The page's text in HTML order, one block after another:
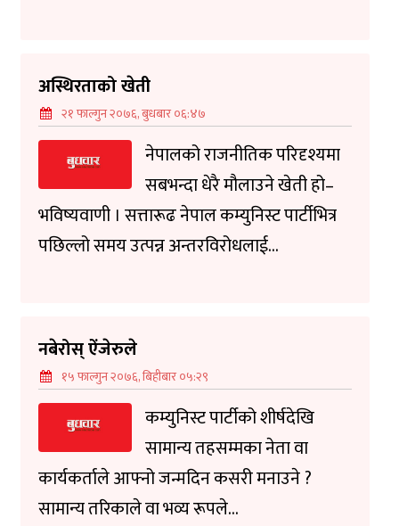
अस्थिरताको खेती
२१ फाल्गुन २०७६, बुधबार ०६:४७
नेपालको राजनीतिक परिदृश्यमा
सबभन्दा धेरै मौलाउने खेती हो–
भविष्यवाणी । सत्तारूढ नेपाल कम्युनिस्ट पार्टीभित्र
पछिल्लो समय उत्पन्न अन्तरविरोधलाई...
नबेरोस् ऐंजेरुले
१५ फाल्गुन २०७६, बिहीबार ०५:२९
कम्युनिस्ट पार्टीको शीर्षदेखि
सामान्य तहसम्मका नेता वा
कार्यकर्ताले आफ्नो जन्मदिन कसरी मनाउने ?
सामान्य तरिकाले वा भव्य रूपले...